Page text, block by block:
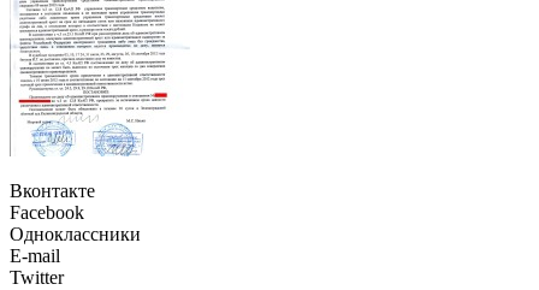
Вконтакте
Facebook
Одноклассники
E-mail
Twitter